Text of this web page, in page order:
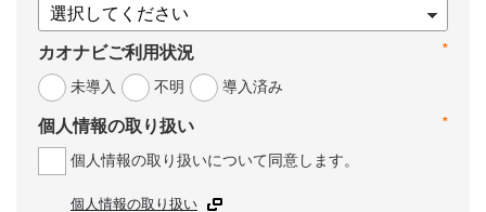
*
カオナビご利用状況
未導入
不明 導入済み
*
個人情報の取り扱い
個人情報の取り扱いについて同意します。
個人情報の取り扱い